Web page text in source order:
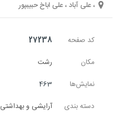
، علی آباد ، علی اباخ حبیبپور
کد صفحه
27238
مکان
رشت
نمایش‌ها
463
دسته بندی
آرایشی و بهداشتی